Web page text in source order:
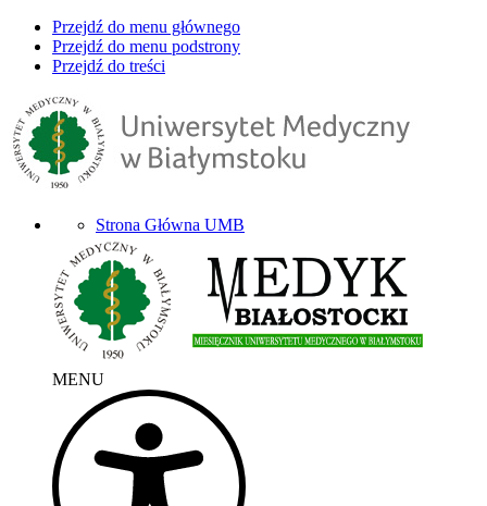
Przejdź do menu głównego
Przejdź do menu podstrony
Przejdź do treści
Strona Główna UMB
MENU